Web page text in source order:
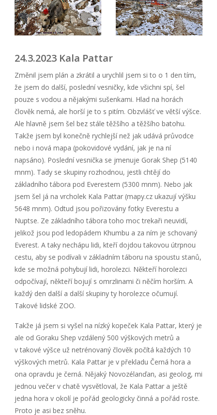
24.3.2023 Kala Pattar
Změnil jsem plán a zkrátil a urychlil jsem si to o 1 den tím,
že jsem do další, poslední vesničky, kde všichni spí, šel
pouze s vodou a nějakými sušenkami. Hlad na horách
člověk nemá, ale horší je to s pitím. Obzvlášť ve větší výšce.
Ale hlavně jsem šel bez stále těžšího a těžšího batohu.
Takže jsem byl konečně rychlejší než jak udává průvodce
nebo i nová mapa (pokovidové vydání, jak je na ní
napsáno). Poslední vesnička se jmenuje Gorak Shep (5140
mnm). Tady se skupiny rozhodnou, jestli chtějí do
základního tábora pod Everestem (5300 mnm). Nebo jak
jsem šel já na vrcholek Kala Pattar (mapy.cz ukazují výšku
5648 mnm). Odtud jsou pořizovány fotky Everestu a
Nuptse. Ze základního tábora toho moc trekaři neuvidí,
jelikož jsou pod ledopádem Khumbu a za ním je schovaný
Everest. A taky nechápu lidi, kteří dojdou takovou útrpnou
cestu, aby se podívali v základním táboru na spoustu stanů,
kde se možná pohybují lidi, horolezci. Někteří horolezci
odpočívají, někteří bojují s omrzlinami či něčím horším. A
každý den další a další skupiny ty horolezce očumují.
Takové lidské ZOO.
Takže já jsem si vyšel na nízký kopeček Kala Pattar, který je
ale od Goraku Shep vzdálený 500 výškových metrů a
v takové výšce už netrénovaný člověk počítá každých 10
výškových metrů. Kala Pattar je v překladu Černá hora a
ona opravdu je černá. Nějaký Novozélanďan, asi geolog, mi
jednou večer v chatě vysvětloval, že Kala Pattar a ještě
jedna hora v okolí je pořád geologicky činná a pořád roste.
Proto je asi bez sněhu.